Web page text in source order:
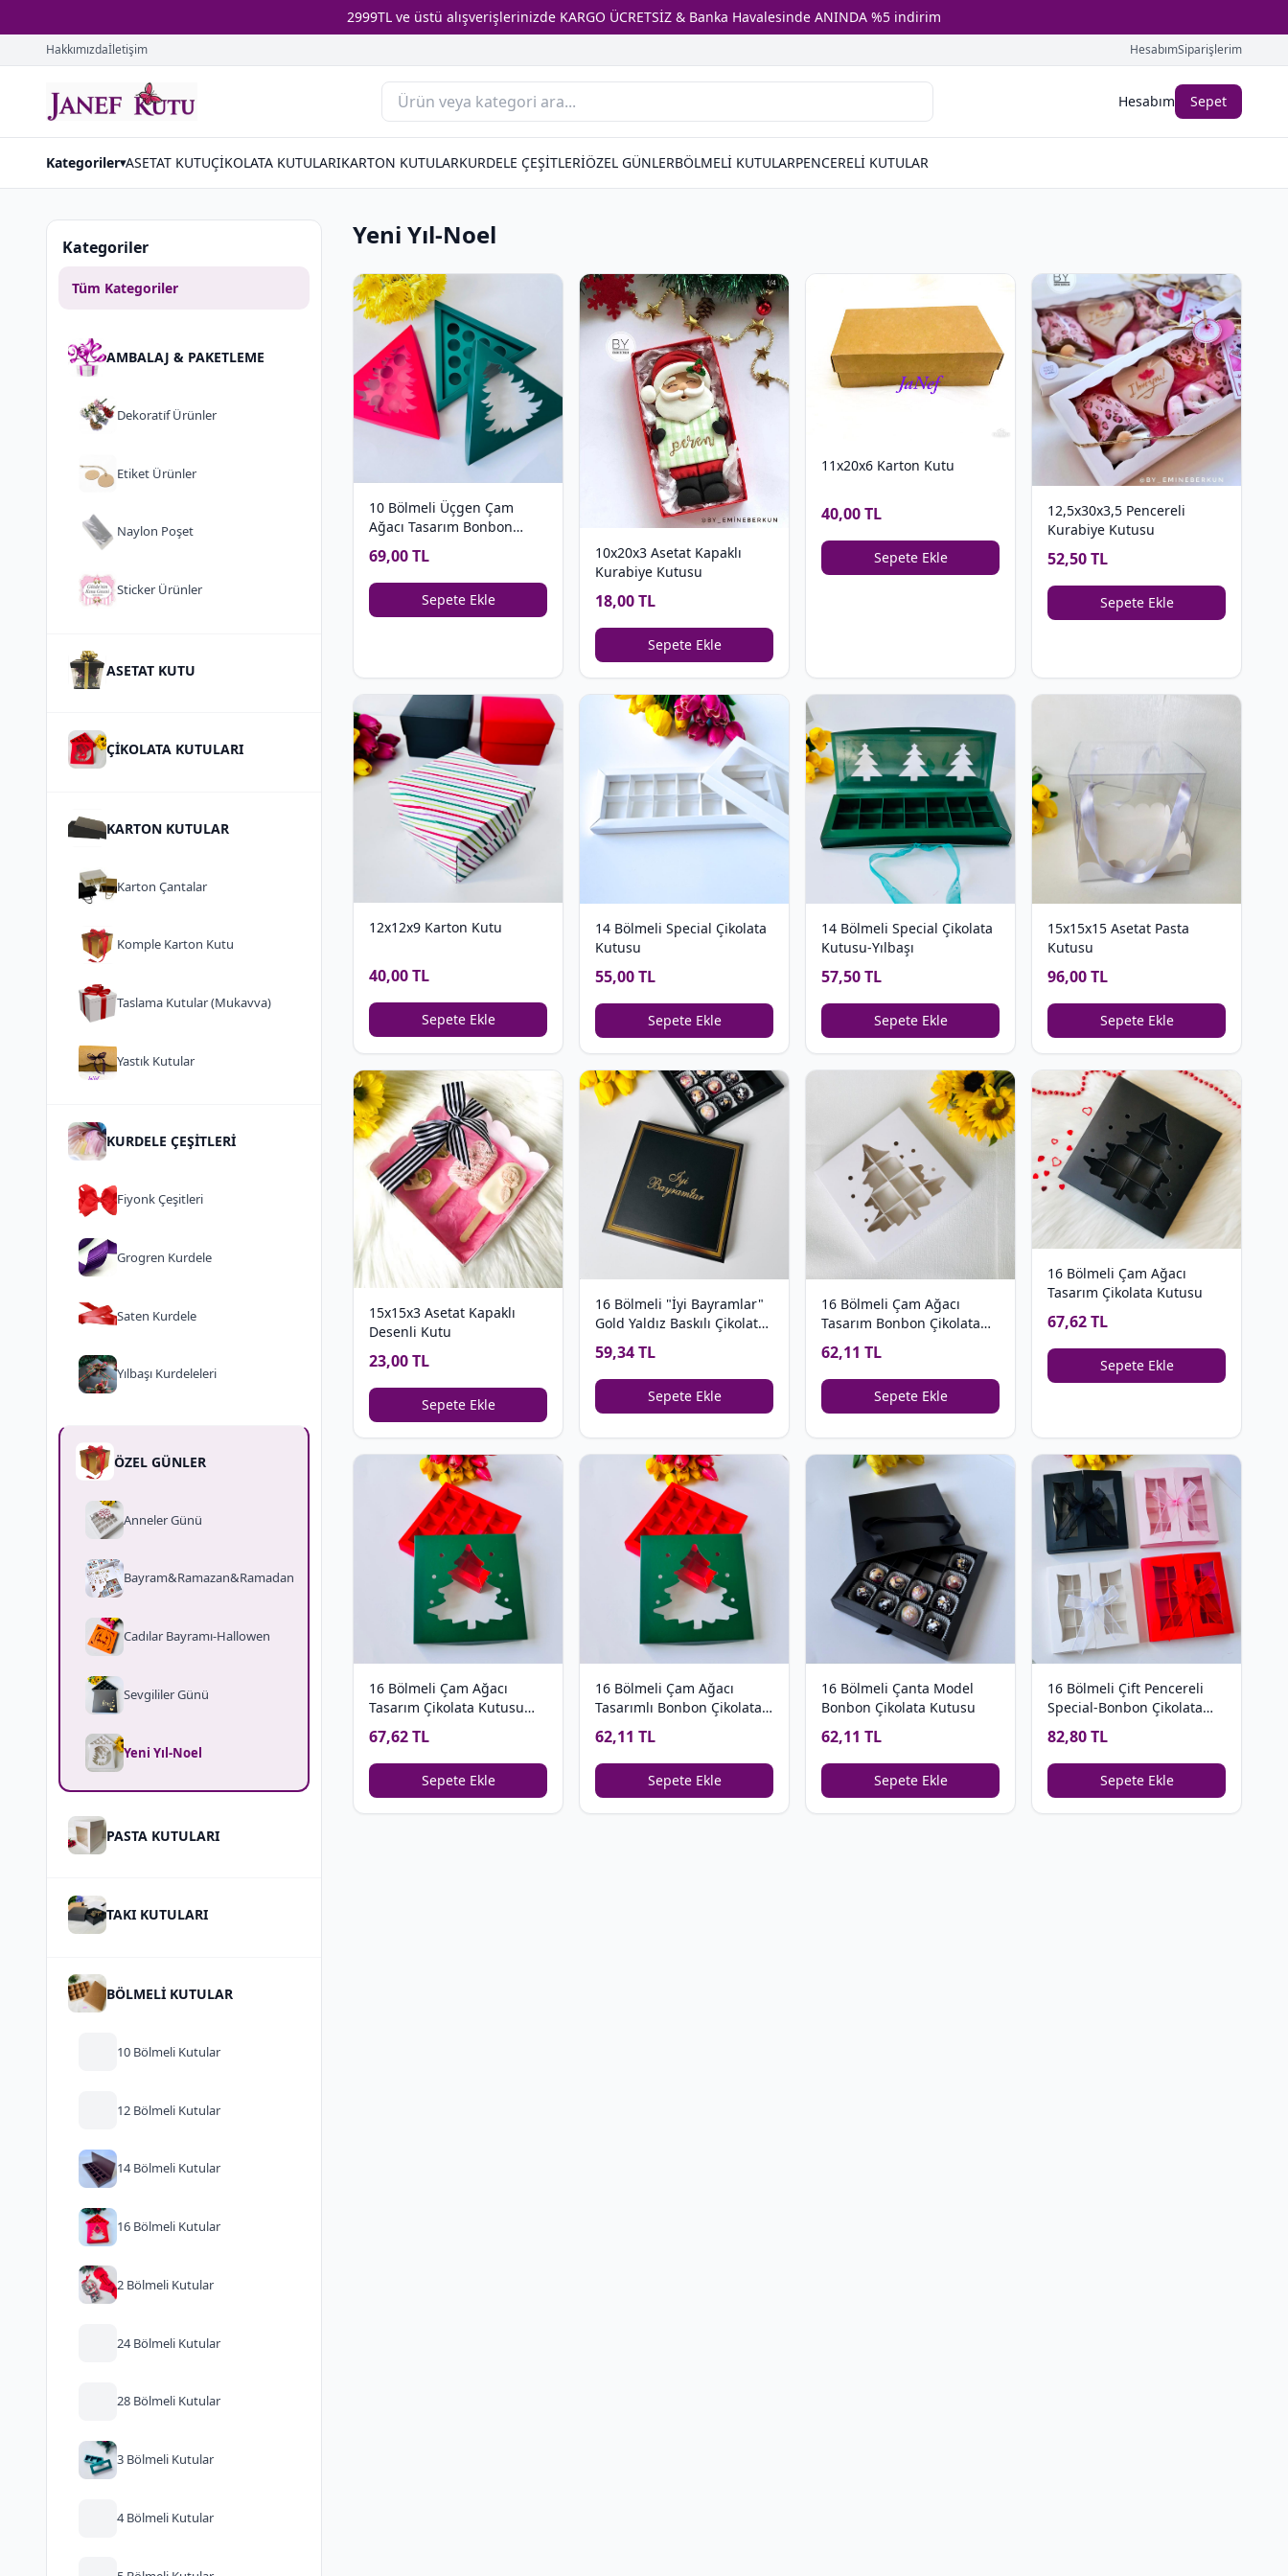
2999TL ve üstü alışverişlerinizde KARGO ÜCRETSİZ & Banka Havalesinde ANINDA %5 indirim
Hakkımızdaİletişim HesabımSiparişlerim
Hesabım Sepet
Kategoriler▾ASETAT KUTUÇİKOLATA KUTULARIKARTON KUTULARKURDELE ÇEŞİTLERİÖZEL GÜNLERBÖLMELİ KUTULARPENCERELİ KUTULAR
Kategoriler
Tüm Kategoriler
AMBALAJ & PAKETLEME
Dekorati̇f Ürünler
Etiket Ürünler
Naylon Poşet
Sticker Ürünler
ASETAT KUTU
ÇİKOLATA KUTULARI
KARTON KUTULAR
Karton Çantalar
Komple Karton Kutu
Taslama Kutular (Mukavva)
Yastık Kutular
KURDELE ÇEŞİTLERİ
Fiyonk Çeşitleri
Grogren Kurdele
Saten Kurdele
Yılbaşı Kurdeleleri
ÖZEL GÜNLER
Anneler Günü
Bayram&Ramazan&Ramadan
Cadılar Bayramı-Hallowen
Sevgililer Günü
Yeni Yıl-Noel
PASTA KUTULARI
TAKI KUTULARI
BÖLMELİ KUTULAR
10 Bölmeli Kutular
12 Bölmeli Kutular
14 Bölmeli Kutular
16 Bölmeli Kutular
2 Bölmeli Kutular
24 Bölmeli Kutular
28 Bölmeli Kutular
3 Bölmeli Kutular
4 Bölmeli Kutular
Yeni Yıl-Noel
10 Bölmeli Üçgen Çam
Ağacı Tasarım Bonbon
Çikolata Kutusu
69,00 TL
Sepete Ekle
10x20x3 Asetat Kapaklı
Kurabiye Kutusu
18,00 TL
Sepete Ekle
11x20x6 Karton Kutu
40,00 TL
Sepete Ekle
12,5x30x3,5 Pencereli
Kurabiye Kutusu
52,50 TL
Sepete Ekle
12x12x9 Karton Kutu
40,00 TL
Sepete Ekle
14 Bölmeli Special Çikolata
Kutusu
55,00 TL
Sepete Ekle
14 Bölmeli Special Çikolata
Kutusu-Yılbaşı
57,50 TL
Sepete Ekle
15x15x15 Asetat Pasta
Kutusu
96,00 TL
Sepete Ekle
15x15x3 Asetat Kapaklı
Desenli Kutu
23,00 TL
Sepete Ekle
16 Bölmeli "İyi Bayramlar"
Gold Yaldız Baskılı Çikolata
59,34 TL
Sepete Ekle
16 Bölmeli Çam Ağacı
Tasarım Bonbon Çikolata
62,11 TL
Sepete Ekle
16 Bölmeli Çam Ağacı
Tasarım Çikolata Kutusu
67,62 TL
Sepete Ekle
16 Bölmeli Çam Ağacı
Tasarım Çikolata Kutusu
(yeşil-kırmızı)
67,62 TL
Sepete Ekle
16 Bölmeli Çam Ağacı
Tasarımlı Bonbon Çikolata
Kutusu (yeşil-kırmızı)
62,11 TL
Sepete Ekle
16 Bölmeli Çanta Model
Bonbon Çikolata Kutusu
62,11 TL
Sepete Ekle
16 Bölmeli Çift Pencereli
Special-Bonbon Çikolata
Kutusu
82,80 TL
Sepete Ekle